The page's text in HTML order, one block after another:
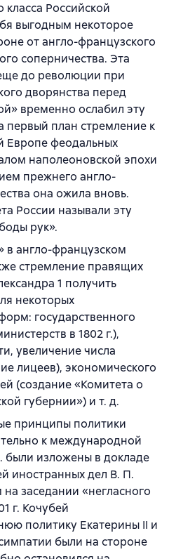
класса Российской
выгодным некоторое
от англо-французского
соперничества. Эта
до революции при
дворянства перед
временно ослабил эту
план стремление к
Европе феодальных
наполеоновской эпохи
прежнего англо-
она ожила вновь.
России называли эту
рук».
в англо-французском
стремление правящих
1 получить
некоторых
государственного
в 1802 г.),
увеличение числа
лицеев), экономического
(создание «Комитета о
губернии») и т. д.
принципы политики
к международной
были изложены в докладе
иностранных дел В. П.
заседании «негласного
г. Кочубей
политику Екатерины II и
были на стороне